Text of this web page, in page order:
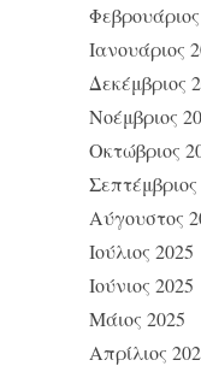
Ιανουάριος
Δεκέμβριος
Νοέμβριος
Οκτώβριος
Σεπτέμβριος
Αύγουστος
Ιούλιος 2025
Ιούνιος 2025
Μάιος 2025
Απρίλιος